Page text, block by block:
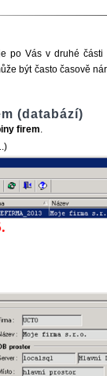
po Vás v druhé
být často časově
(databází)
firem.